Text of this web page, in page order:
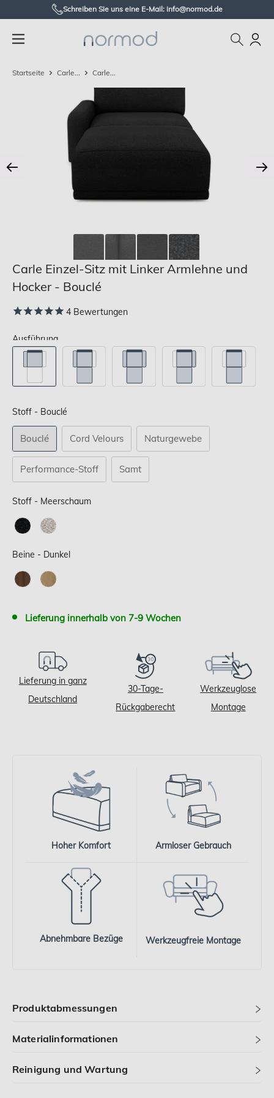
springen
Schreiben Sie uns eine E-Mail: info@normod.de
Normod
Startseite Carle... Carle...
Carle Einzel-Sitz mit Linker Armlehne und
Hocker - Bouclé
4 Bewertungen
Ausführung
Stoff - Bouclé
Bouclé Cord Velours Naturgewebe
Performance-Stoff Samt
Stoff
Stoff - Meerschaum
Beine - DunkelBeine
Lieferung innerhalb von 7-9 Wochen
Lieferung in ganz
Deutschland
30-Tage-
Rückgaberecht
Werkzeuglose
Montage
Hoher Komfort Armloser Gebrauch
Abnehmbare Bezüge Werkzeugfreie Montage
Produktabmessungen
Materialinformationen
Reinigung und Wartung